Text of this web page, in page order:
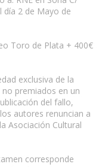
día 2 de Mayo de
Toro de Plata + 400€
exclusiva de la
premiados en un
del fallo,
autores renuncian a
Asociación Cultural
corresponde